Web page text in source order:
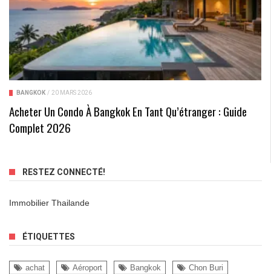
BANGKOK / 20 MARS 2026
Acheter Un Condo À Bangkok En Tant Qu’étranger : Guide
Complet 2026
RESTEZ CONNECTÉ!
Immobilier Thailande
ÉTIQUETTES
achat Aéroport Bangkok
Chon Buri